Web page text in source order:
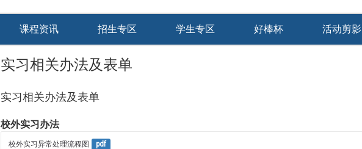
课程资讯 招生专区 学生专区 好棒杯 活动剪影
实习相关办法及表单
实习相关办法及表单
校外实习办法
校外实习异常处理流程图 pdf